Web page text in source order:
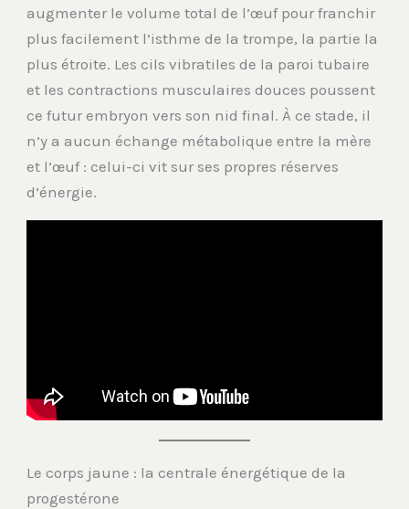
augmenter le volume total de l’œuf pour franchir
plus facilement l’isthme de la trompe, la partie la
plus étroite. Les cils vibratiles de la paroi tubaire
et les contractions musculaires douces poussent
ce futur embryon vers son nid final. À ce stade, il
n’y a aucun échange métabolique entre la mère
et l’œuf : celui-ci vit sur ses propres réserves
d’énergie.
Le corps jaune : la centrale énergétique de la
progestérone